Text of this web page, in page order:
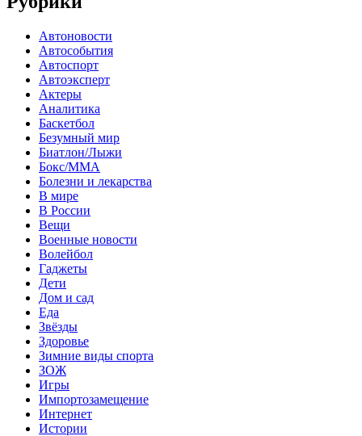
Автоновости
Автособытия
Автоспорт
Автоэксперт
Актеры
Аналитика
Баскетбол
Безумный мир
Биатлон/Лыжи
Бокс/MMA
Болезни и лекарства
В мире
В России
Вещи
Военные новости
Волейбол
Гаджеты
Дети
Дом и сад
Еда
Звёзды
Здоровье
Зимние виды спорта
ЗОЖ
Игры
Импортозамещение
Интернет
Истории